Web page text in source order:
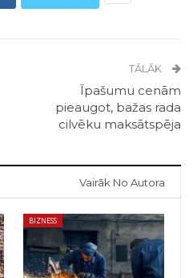
TĀLĀK
Īpašumu cenām
pieaugot, bažas rada
cilvēku maksātspēja
Vairāk No Autora
BIZNESS